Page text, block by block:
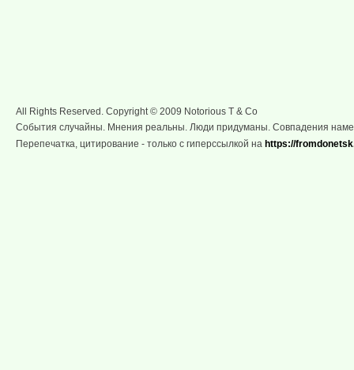
All Rights Reserved. Copyright © 2009 Notorious T & Co
События случайны. Мнения реальны. Люди придуманы. Совпадения
Перепечатка, цитирование - только с гиперссылкой на https://